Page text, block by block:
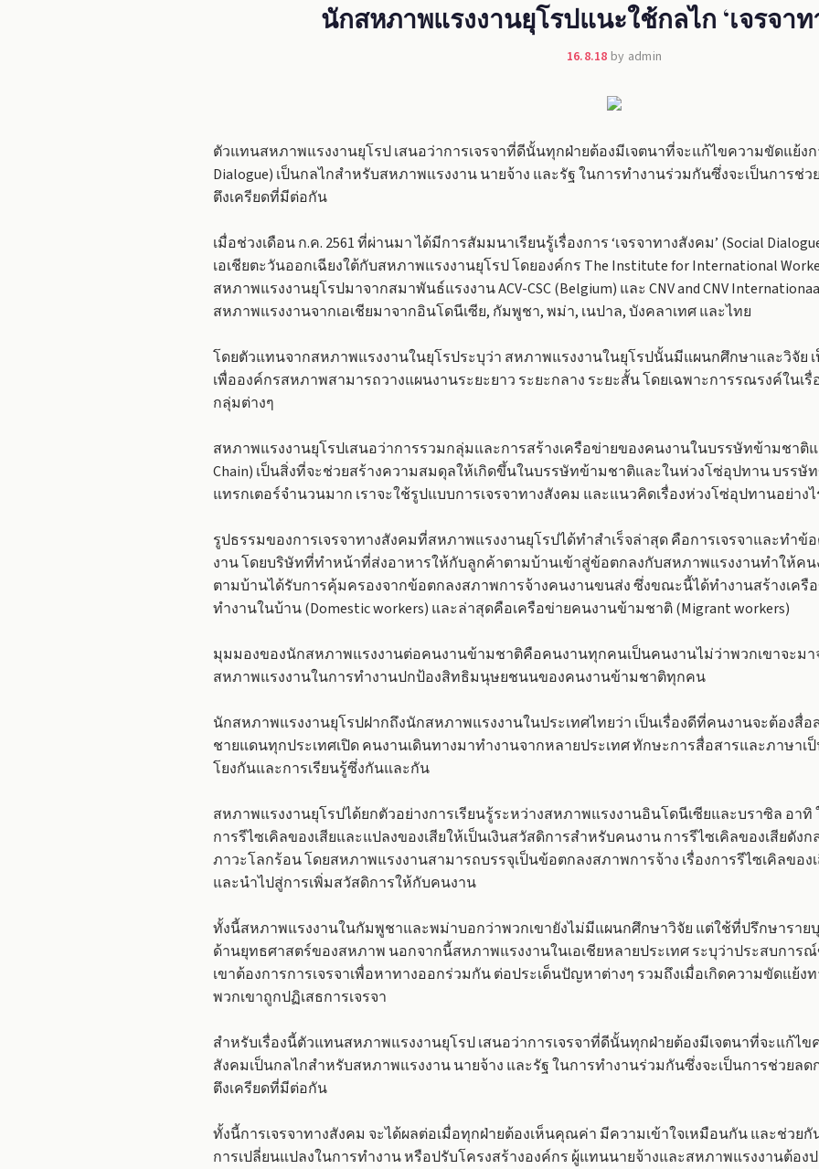
นักสหภาพแรงงานยุโรปแนะใช้กลไก ‘เจรจาท
16.8.18 by admin
ตัวแทนสหภาพแรงงานยุโรป เสนอว่าการเจรจาที่ดีนั้นทุกฝ่ายต้องมีเจตนาที่จะแก้ไขความขัดแย้งกา
Dialogue) เป็นกลไกสำหรับสหภาพแรงงาน นายจ้าง และรัฐ ในการทำงานร่วมกันซึ่งจะเป็นการช่
ตึงเครียดที่มีต่อกัน
เมื่อช่วงเดือน ก.ค. 2561 ที่ผ่านมา ได้มีการสัมมนาเรียนรู้เรื่องการ ‘เจรจาทางสังคม’ (Social
เอเชียตะวันออกเฉียงใต้กับสหภาพแรงงานยุโรป โดยองค์กร The Institute for International
สหภาพแรงงานยุโรปมาจากสมาพันธ์แรงงาน ACV-CSC (Belgium) และ CNV and CNV
สหภาพแรงงานจากเอเชียมาจากอินโดนีเซีย, กัมพูชา, พม่า, เนปาล, บังคลาเทศ และไทย
โดยตัวแทนจากสหภาพแรงงานในยุโรประบุว่า สหภาพแรงงานในยุโรปนั้นมีแผนกศึกษาและวิจัย
เพื่อองค์กรสหภาพสามารถวางแผนงานระยะยาว ระยะกลาง ระยะสั้น โดยเฉพาะการรณรงค์ใน
กลุ่มต่างๆ
สหภาพแรงงานยุโรปเสนอว่าการรวมกลุ่มและการสร้างเครือข่ายของคนงานในบรรษัทข้ามชาติ
Chain) เป็นสิ่งที่จะช่วยสร้างความสมดุลให้เกิดขึ้นในบรรษัทข้ามชาติและในห่วงโซ่อุปทาน บรร
แทรกเตอร์จำนวนมาก เราจะใช้รูปแบบการเจรจาทางสังคม และแนวคิดเรื่องห่วงโซ่อุปทานอย่าง
รูปธรรมของการเจรจาทางสังคมที่สหภาพแรงงานยุโรปได้ทำสำเร็จล่าสุด คือการเจรจาและทำข้
งาน โดยบริษัทที่ทำหน้าที่ส่งอาหารให้กับลูกค้าตามบ้านเข้าสู่ข้อตกลงกับสหภาพแรงงานทำให้ค
ตามบ้านได้รับการคุ้มครองจากข้อตกลงสภาพการจ้างคนงานขนส่ง ซึ่งขณะนี้ได้ทำงานสร้างเครื
ทำงานในบ้าน (Domestic workers) และล่าสุดคือเครือข่ายคนงานข้ามชาติ (Migrant workers)
มุมมองของนักสหภาพแรงงานต่อคนงานข้ามชาติคือคนงานทุกคนเป็นคนงานไม่ว่าพวกเขาจะมา
สหภาพแรงงานในการทำงานปกป้องสิทธิมนุษยชนนของคนงานข้ามชาติทุกคน
นักสหภาพแรงงานยุโรปฝากถึงนักสหภาพแรงงานในประเทศไทยว่า เป็นเรื่องดีที่คนงานจะต้อง
ชายแดนทุกประเทศเปิด คนงานเดินทางมาทำงานจากหลายประเทศ ทักษะการสื่อสารและภาษาเ
โยงกันและการเรียนรู้ซึ่งกันและกัน
สหภาพแรงงานยุโรปได้ยกตัวอย่างการเรียนรู้ระหว่างสหภาพแรงงานอินโดนีเซียและบราซิล อา
การรีไซเคิลของเสียและแปลงของเสียให้เป็นเงินสวัสดิการสำหรับคนงาน การรีไซเคิลของเสียดัง
ภาวะโลกร้อน โดยสหภาพแรงงานสามารถบรรจุเป็นข้อตกลงสภาพการจ้าง เรื่องการรีไซเคิลของ
และนำไปสู่การเพิ่มสวัสดิการให้กับคนงาน
ทั้งนี้สหภาพแรงงานในกัมพูชาและพม่าบอกว่าพวกเขายังไม่มีแผนกศึกษาวิจัย แต่ใช้ที่ปรึกษารา
ด้านยุทธศาสตร์ของสหภาพ นอกจากนี้สหภาพแรงงานในเอเชียหลายประเทศ ระบุว่าประสบการ
เขาต้องการการเจรจาเพื่อหาทางออกร่วมกัน ต่อประเด็นปัญหาต่างๆ รวมถึงเมื่อเกิดความขัดแย้ง
พวกเขาถูกปฏิเสธการเจรจา
สำหรับเรื่องนี้ตัวแทนสหภาพแรงงานยุโรป เสนอว่าการเจรจาที่ดีนั้นทุกฝ่ายต้องมีเจตนาที่จะแก้ไข
สังคมเป็นกลไกสำหรับสหภาพแรงงาน นายจ้าง และรัฐ ในการทำงานร่วมกันซึ่งจะเป็นการช่วยล
ตึงเครียดที่มีต่อกัน
ทั้งนี้การเจรจาทางสังคม จะได้ผลต่อเมื่อทุกฝ่ายต้องเห็นคุณค่า มีความเข้าใจเหมือนกัน และช่วย
การเปลี่ยนแปลงในการทำงาน หรือปรับโครงสร้างองค์กร ผู้แทนนายจ้างและสหภาพแรงงานต้อ